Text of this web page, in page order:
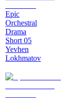
Epic
Orchestral
Drama
Short 05
Yevhen
Lokhmatov